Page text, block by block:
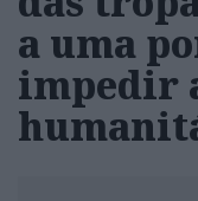
a uma
impedir